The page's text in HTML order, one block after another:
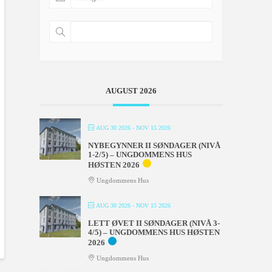
AUGUST 2026
AUG 30 2026 - NOV 15 2026
NYBEGYNNER II SØNDAGER (NIVÅ
1-2/5) – UNGDOMMENS HUS
HØSTEN 2026
Ungdommens Hus
AUG 30 2026 - NOV 15 2026
LETT ØVET II SØNDAGER (NIVÅ 3-
4/5) – UNGDOMMENS HUS HØSTEN
2026
Ungdommens Hus